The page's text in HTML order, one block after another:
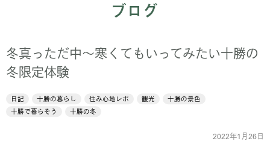
ブログ
冬真っただ中～寒くてもいってみたい十勝の
冬限定体験
日記 十勝の暮らし 住み心地レポ 観光
十勝の景色
十勝で暮らそう
十勝の冬
2022年1月26日